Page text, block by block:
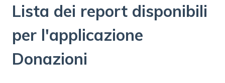
Lista dei report disponibili
per l'applicazione
Donazioni